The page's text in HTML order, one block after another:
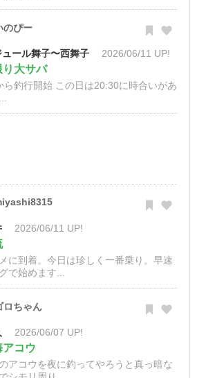
のぴー
ュール舞子〜西舞子 2026/06/11 UP!
り大サバ
ら釣行開始 この日は20:30に時合いがあ
2026/06/11 UP!
に到着。今日は珍しく一番乗り。早速
で始めます...
ロちゃん
2026/06/07 UP!
アコウ
アコウを夜に釣ってやろうと真っ暗な